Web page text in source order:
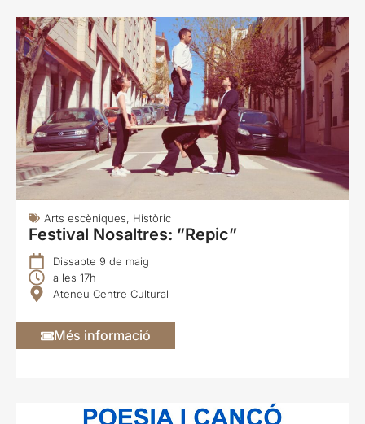
Arts escèniques, Històric
Festival Nosaltres: ”Repic”
Dissabte 9 de maig
a les 17h
Ateneu Centre Cultural
Més informació